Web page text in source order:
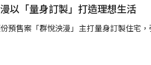
以「量身訂製」打造理想生活
預售案「群悅泱漫」主打量身訂製住宅